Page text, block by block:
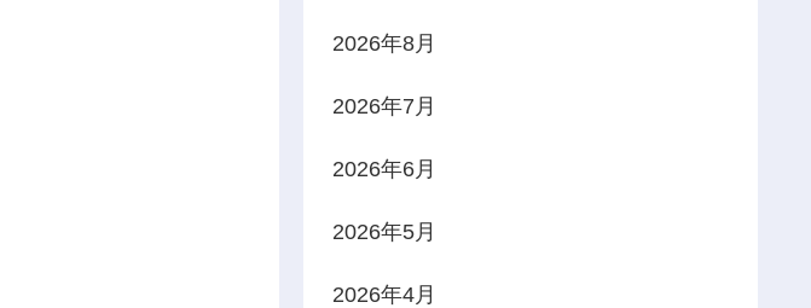
2026年8月
2026年7月
2026年6月
2026年5月
2026年4月